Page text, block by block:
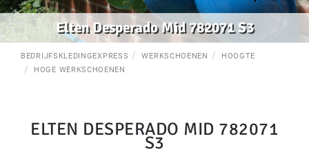
Elten Desperado Mid 782071 S3
BEDRIJFSKLEDINGEXPRESS WERKSCHOENEN
HOOGTE
HOGE WERKSCHOENEN
ELTEN DESPERADO MID 782071
S3